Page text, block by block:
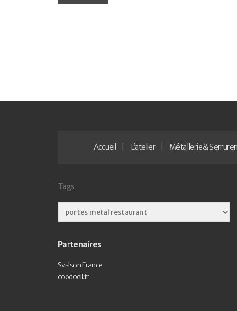
Accueil L’atelier Métallerie &
Tags
Partenaires
Svalson France
coodoeil.fr